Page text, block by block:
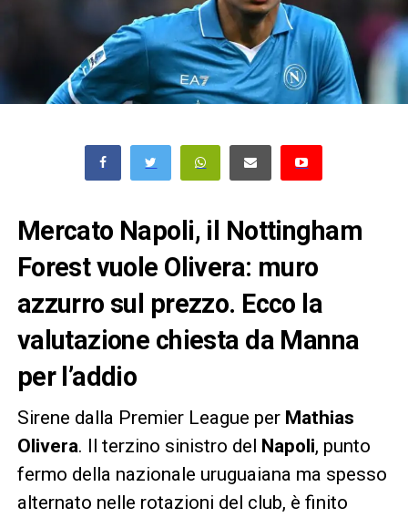
Mercato Napoli, il Nottingham
Forest vuole Olivera: muro
azzurro sul prezzo. Ecco la
valutazione chiesta da Manna
per l’addio
Sirene dalla Premier League per Mathias
Olivera. Il terzino sinistro del Napoli, punto
fermo della nazionale uruguaiana ma spesso
alternato nelle rotazioni del club, è finito